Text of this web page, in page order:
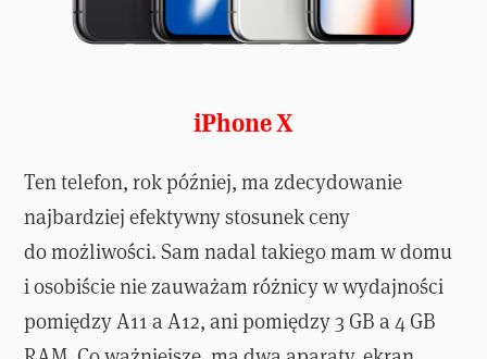
iPhone X
Ten telefon, rok później, ma zdecydowanie
najbardziej efektywny stosunek ceny
do możliwości. Sam nadal takiego mam w domu
i osobiście nie zauważam różnicy w wydajności
pomiędzy A11 a A12, ani pomiędzy 3 GB a 4 GB